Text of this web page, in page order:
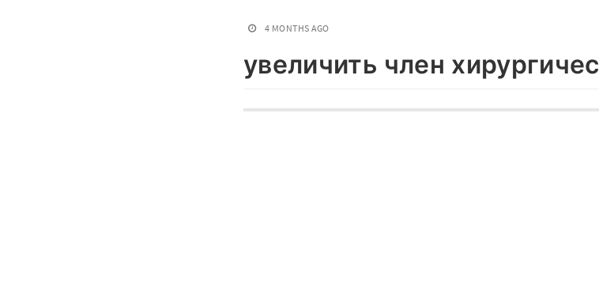
4 MONTHS AGO
увеличить член